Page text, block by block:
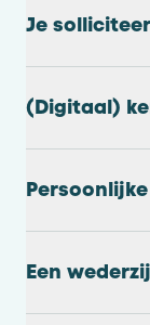
Je
(Digitaal)
Een